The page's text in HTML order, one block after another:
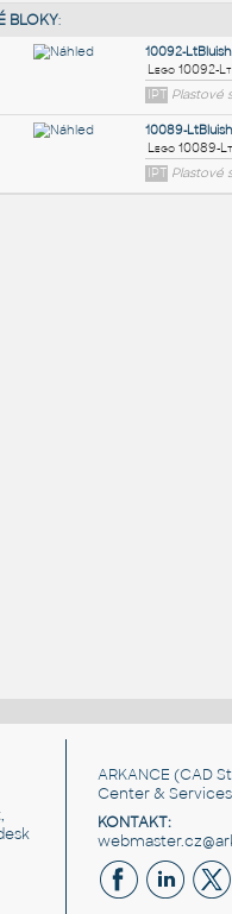
ARKANCE (CAD
Center &
KONTAKT: